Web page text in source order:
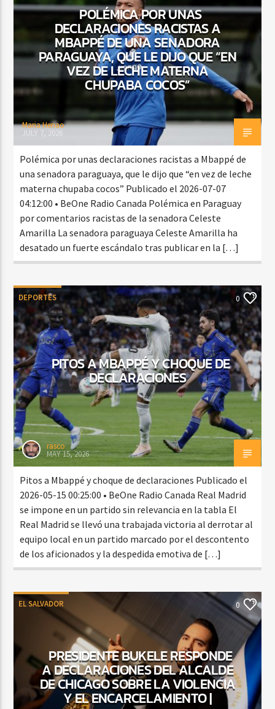
CURRENT SHOW
VIBRAS TROPICALES
2:00 AM 4:00 AM
Beone Radio
POLÉMICA POR UNAS
DECLARACIONES RACISTAS A
MBAPPÉ DE UNA SENADORA
PARAGUAYA, QUE LE DIJO QUE “EN
VEZ DE LECHE MATERNA
CHUPABA COCOS”
Maria Henao
JULY 7, 2026
Polémica por unas declaraciones racistas a Mbappé de
una senadora paraguaya, que le dijo que “en vez de leche
materna chupaba cocos” Publicado el 2026-07-07
04:12:00 • BeOne Radio Canada Polémica en Paraguay
por comentarios racistas de la senadora Celeste
Amarilla La senadora paraguaya Celeste Amarilla ha
desatado un fuerte escándalo tras publicar en la […]
DEPORTES 0
PITOS A MBAPPÉ Y CHOQUE DE
DECLARACIONES
rasco
MAY 15, 2026
Pitos a Mbappé y choque de declaraciones Publicado el
2026-05-15 00:25:00 • BeOne Radio Canada Real Madrid
se impone en un partido sin relevancia en la tabla El
Real Madrid se llevó una trabajada victoria al derrotar al
equipo local en un partido marcado por el descontento
de los aficionados y la despedida emotiva de […]
EL SALVADOR 0
PRESIDENTE BUKELE RESPONDE
A DECLARACIONES DEL ALCALDE
DE CHICAGO SOBRE LA VIOLENCIA
Y EL ENCARCELAMIENTO |